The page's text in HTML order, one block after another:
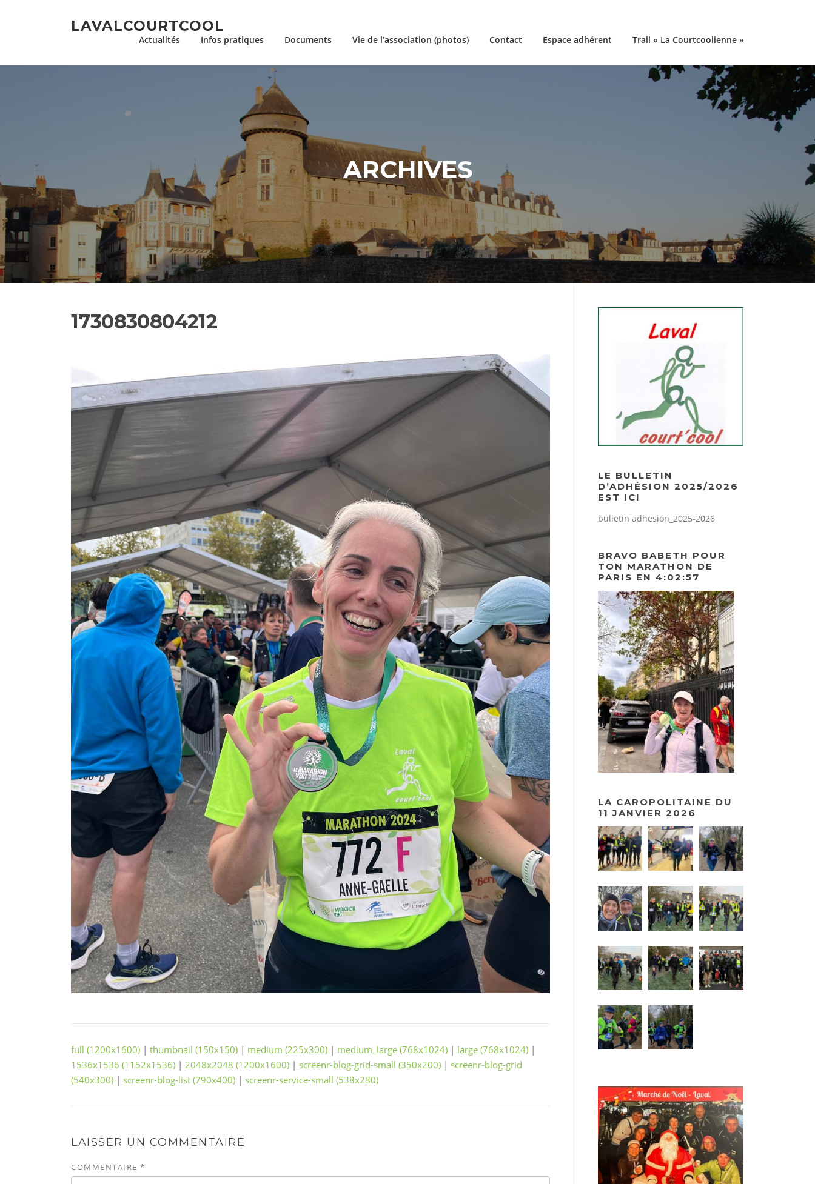
LAVALCOURTCOOL
Actualités Infos pratiques Documents Vie de l’association (photos) Contact Espace adhérent Trail « La Courtcoolienne »
ARCHIVES
1730830804212
full (1200x1600) | thumbnail (150x150) | medium (225x300) | medium_large (768x1024) | large (768x1024) |
1536x1536 (1152x1536) | 2048x2048 (1200x1600) | screenr-blog-grid-small (350x200) | screenr-blog-grid
(540x300) | screenr-blog-list (790x400) | screenr-service-small (538x280)
LAISSER UN COMMENTAIRE
COMMENTAIRE *
LE BULLETIN
D’ADHÉSION 2025/2026
EST ICI
bulletin adhesion_2025-2026
BRAVO BABETH POUR
TON MARATHON DE
PARIS EN 4:02:57
LA CAROPOLITAINE DU
11 JANVIER 2026